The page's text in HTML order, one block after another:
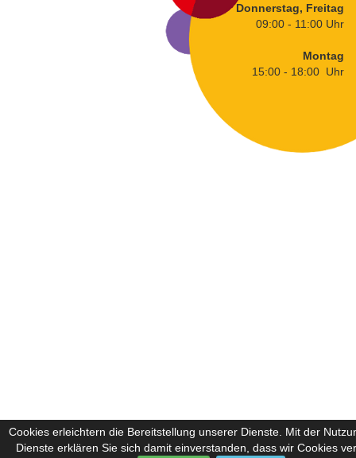
Donnerstag, Freitag
09:00 - 11:00 Uhr
Montag
15:00 - 18:00 Uhr
Cookies erleichtern die Bereitstellung unserer Dienste. Mit der
Dienste erklären Sie sich damit einverstanden, dass wir Cookies